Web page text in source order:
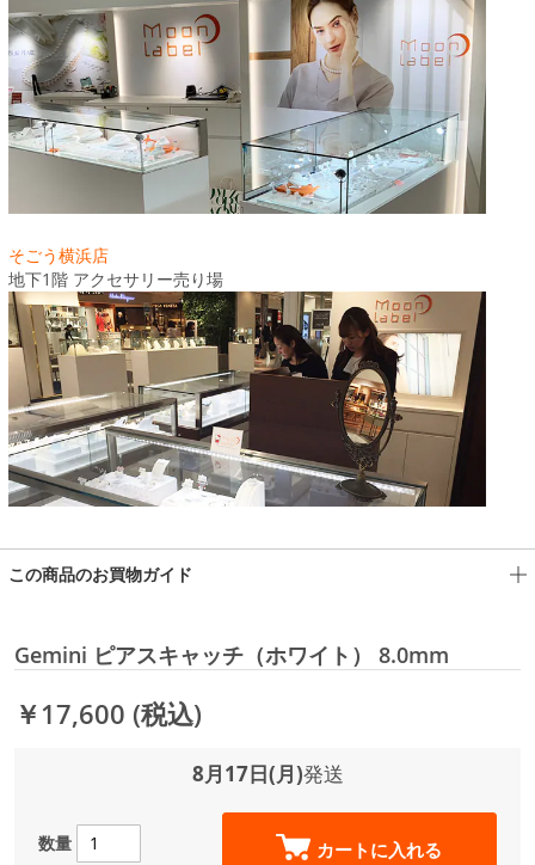
そごう横浜店
地下1階 アクセサリー売り場
この商品のお買物ガイド
Gemini ピアスキャッチ（ホワイト） 8.0mm
￥17,600 (税込)
8月17日(月)発送
数量 カートに入れる